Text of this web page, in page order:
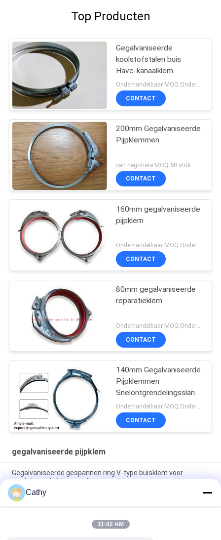
Top Producten
Gegalvaniseerde
koolstofstalen buis
Havc-kanaalklem
CONTACT
200mm Gegalvaniseerde
Pijpklemmen
can negotiate MOQ:50 stuk
CONTACT
160mm gegalvaniseerde
pijpklem
Onderhandelbaar MOQ:Onderhandeling
CONTACT
80mm gegalvaniseerde
reparatieklem
Onderhandelbaar MOQ:Onderhandeling
CONTACT
140mm Gegalvaniseerde
Pijpklemmen
Snelontgrendelingsslangklem
Spiraalclips
CONTACT
gegalvaniseerde pijpklem
Gegalvaniseerde gespannen ring V-type buisklem voor
modulaire stofverzamelbuizen
Gegalvaniseerde verstelbare boutflensklem voor
kanaalaansluiting
250 mm gepolijste zinkkanalklem ventilatiekanal
Cathy
11:42 AM